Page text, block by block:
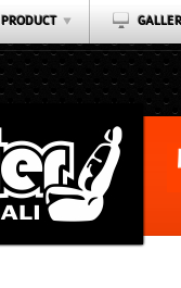
PRODUCT